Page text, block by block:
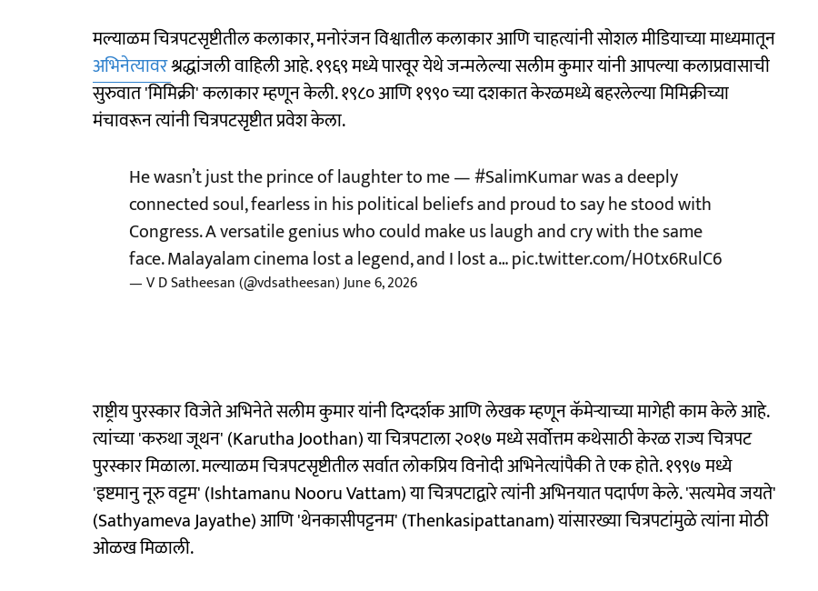
मल्याळम चित्रपटसृष्टीतील कलाकार, मनोरंजन विश्वातील कलाकार आणि चाहत्यांनी सोशल मीडियाच्या माध्यमातून
अभिनेत्यावरश्रद्धांजली वाहिली आहे. १९६९ मध्ये पारवूर येथे जन्मलेल्या सलीम कुमार यांनी आपल्या कलाप्रवासाची
सुरुवात 'मिमिक्री' कलाकार म्हणून केली. १९८० आणि १९९० च्या दशकात केरळमध्ये बहरलेल्या मिमिक्रीच्या
मंचावरून त्यांनी चित्रपटसृष्टीत प्रवेश केला.
He wasn’t just the prince of laughter to me —#SalimKumarwas a deeply
connected soul, fearless in his political beliefs and proud to say he stood with
Congress. A versatile genius who could make us laugh and cry with the same
face. Malayalam cinema lost a legend, and I lost a…pic.twitter.com/H0tx6RulC6
— V D Satheesan (@vdsatheesan)June 6, 2026
राष्ट्रीय पुरस्कार विजेते अभिनेते सलीम कुमार यांनी दिग्दर्शक आणि लेखक म्हणून कॅमेऱ्याच्या मागेही काम केले आहे.
त्यांच्या 'करुथा जूथन' (Karutha Joothan) या चित्रपटाला २०१७ मध्ये सर्वोत्तम कथेसाठी केरळ राज्य चित्रपट
पुरस्कार मिळाला. मल्याळम चित्रपटसृष्टीतील सर्वात लोकप्रिय विनोदी अभिनेत्यांपैकी ते एक होते. १९९७ मध्ये
'इष्टमानु नूरु वट्टम' (Ishtamanu Nooru Vattam) या चित्रपटाद्वारे त्यांनी अभिनयात पदार्पण केले. 'सत्यमेव जयते'
(Sathyameva Jayathe) आणि 'थेनकासीपट्टनम' (Thenkasipattanam) यांसारख्या चित्रपटांमुळे त्यांना मोठी
ओळख मिळाली.